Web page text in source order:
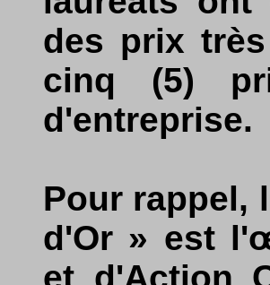
des prix
cinq (5)
d'entreprise.
Pour rappel,
d'Or » est